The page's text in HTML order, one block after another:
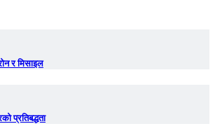
र मिसाइल
प्रतिबद्धता